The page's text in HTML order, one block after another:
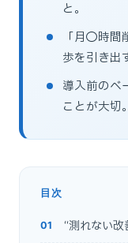
と。
「月◯時間
歩を引き出
導入前のベ
ことが大切。
目次
“測れない